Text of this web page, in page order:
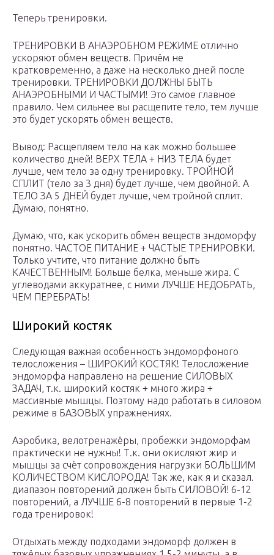
Теперь тренировки.
ТРЕНИРОВКИ В АНАЭРОБНОМ РЕЖИМЕ отлично
ускоряют обмен веществ. Причём не
кратковременно, а даже на несколько дней после
тренировки. ТРЕНИРОВКИ ДОЛЖНЫ БЫТЬ
АНАЭРОБНЫМИ И ЧАСТЫМИ! Это самое главное
правило. Чем сильнее вы расщепите тело, тем лучше
это будет ускорять обмен веществ.
Вывод: Расщепляем тело на как можно большее
количество дней! ВЕРХ ТЕЛА + НИЗ ТЕЛА будет
лучше, чем тело за одну тренировку. ТРОЙНОЙ
СПЛИТ (тело за 3 дня) будет лучше, чем двойной. А
ТЕЛО ЗА 5 ДНЕЙ будет лучше, чем тройной сплит.
Думаю, понятно.
Думаю, что, как ускорить обмен веществ эндоморфу
понятно. ЧАСТОЕ ПИТАНИЕ + ЧАСТЫЕ ТРЕНИРОВКИ.
Только учтите, что питание должно быть
КАЧЕСТВЕННЫМ! Больше белка, меньше жира. С
углеводами аккуратнее, с ними ЛУЧШЕ НЕДОБРАТЬ,
ЧЕМ ПЕРЕБРАТЬ!
Широкий костяк
Следующая важная особенность эндоморфоного
телосложения – ШИРОКИЙ КОСТЯК! Телосложение
эндоморфа направлено на решение СИЛОВЫХ
ЗАДАЧ, т.к. широкий костяк + много жира +
массивные мышцы. Поэтому надо работать в силовом
режиме в БАЗОВЫХ упражнениях.
Аэробика, велотренажёры, пробежки эндоморфам
практически не нужны! Т.к. они окисляют жир и
мышцы за счёт сопровождения нагрузки БОЛЬШИМ
КОЛИЧЕСТВОМ КИСЛОРОДА! Так же, как я и сказал.
диапазон повторений должен быть СИЛОВОЙ! 6-12
повторений, а ЛУЧШЕ 6-8 повторений в первые 1-2
года тренировок!
Отдыхать между подходами эндоморф должен в